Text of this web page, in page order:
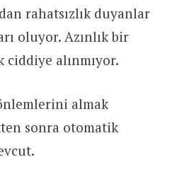
rahatsızlık duyanlar
oluyor. Azınlık bir
alınmıyor.
almak
sonra otomatik